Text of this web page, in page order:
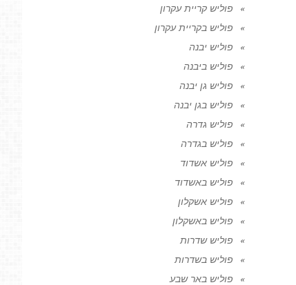
פוליש קריית עקרון
פוליש בקריית עקרון
פוליש יבנה
פוליש ביבנה
פוליש גן יבנה
פוליש בגן יבנה
פוליש גדרה
פוליש בגדרה
פוליש אשדוד
פוליש באשדוד
פוליש אשקלון
פוליש באשקלון
פוליש שדרות
פוליש בשדרות
פוליש באר שבע